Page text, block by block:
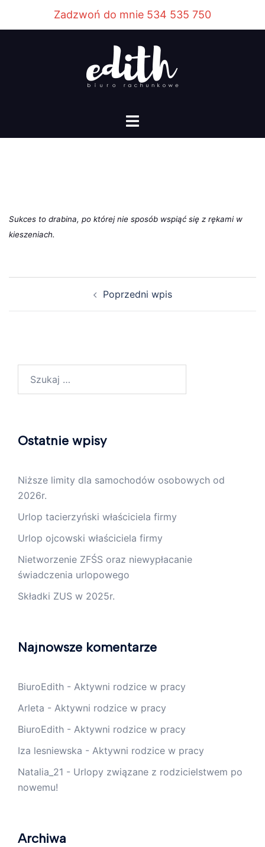
Zadzwoń do mnie 534 535 750
Menu
Sukces to drabina, po której nie sposób wspiąć się z rękami w
kieszeniach.
Poprzedni wpis
Ostatnie wpisy
Niższe limity dla samochodów osobowych od
2026r.
Urlop tacierzyński właściciela firmy
Urlop ojcowski właściciela firmy
Nietworzenie ZFŚS oraz niewypłacanie
świadczenia urlopowego
Składki ZUS w 2025r.
Najnowsze komentarze
BiuroEdith - Aktywni rodzice w pracy
Arleta - Aktywni rodzice w pracy
BiuroEdith - Aktywni rodzice w pracy
Iza lesniewska - Aktywni rodzice w pracy
Natalia_21 - Urlopy związane z rodzicielstwem po
nowemu!
Archiwa